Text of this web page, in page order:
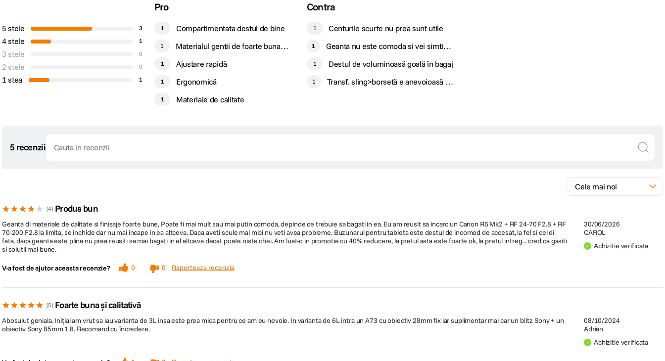
5 stele 3
4 stele 1
3 stele 0
2 stele 0
1 stea 1
Pro
1 Compartimentata destul de bine
1
Materialul gentii de foarte buna
1 Ajustare rapidă
1 Ergonomică
1 Materiale de calitate
Contra
1 Centurile scurte nu prea sunt utile
1
Geanta nu este comoda si vei simti
1 Destul de voluminoasă goală în bagaj
1
Transf. sling>borsetă e anevoioasă și
5 recenzii
4 Produs bun
30/06/2026
CAROL
Achizitie verificata
Geanta di materiale de calitate si finisaje foarte bune, Poate fi mai mult sau mai putin comoda, depinde ce trebuie sa bagati in ea. Eu am reusit sa incarc un Canon R6 Mk2 + RF 24-70 F2.8 + RF
70-200 F2.8 la limita, se inchide dar nu mai incape in ea altceva. Daca aveti scule mai mici nu veti avea probleme. Buzunarul pentru tableta este destul de incomod de accesat, la fel si cel di
fata, daca geanta este plina nu prea reusiti sa mai bagati in el altceva decat poate niste chei. Am luat-o in promotie cu 40% reducere, la pretul asta este foarte ok, la pretul intreg... cred ca gasiti
si solutii mai bune.
V-a fost de ajutor aceasta recenzie? 0 0 Raporteaza recenzia
5 Foarte buna și calitativă
08/10/2024
Adrian
Achizitie verificata
Abosulut geniala. Inițial am vrut sa iau varianta de 3L insa este prea mica pentru ce am eu nevoie. In varianta de 6L intra un A73 cu obiectiv 28mm fix iar suplimentar mai car un blitz Sony + un
obiectiv Sony 85mm 1.8. Recomand cu încredere.